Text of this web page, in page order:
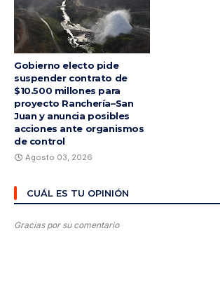
Gobierno electo pide
suspender contrato de
$10.500 millones para
proyecto Ranchería–San
Juan y anuncia posibles
acciones ante organismos
de control
Agosto 03, 2026
CUÁL ES TU OPINIÓN
Gracias por su comentario